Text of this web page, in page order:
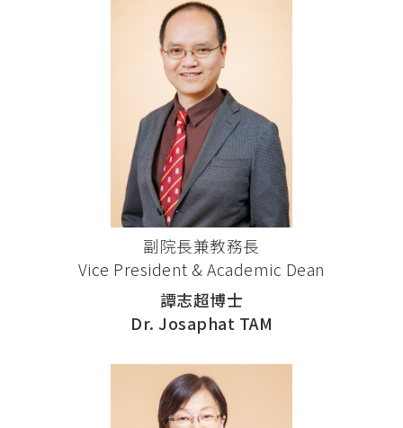
副院長兼教務長
Vice President & Academic Dean
譚志超博士
Dr. Josaphat TAM